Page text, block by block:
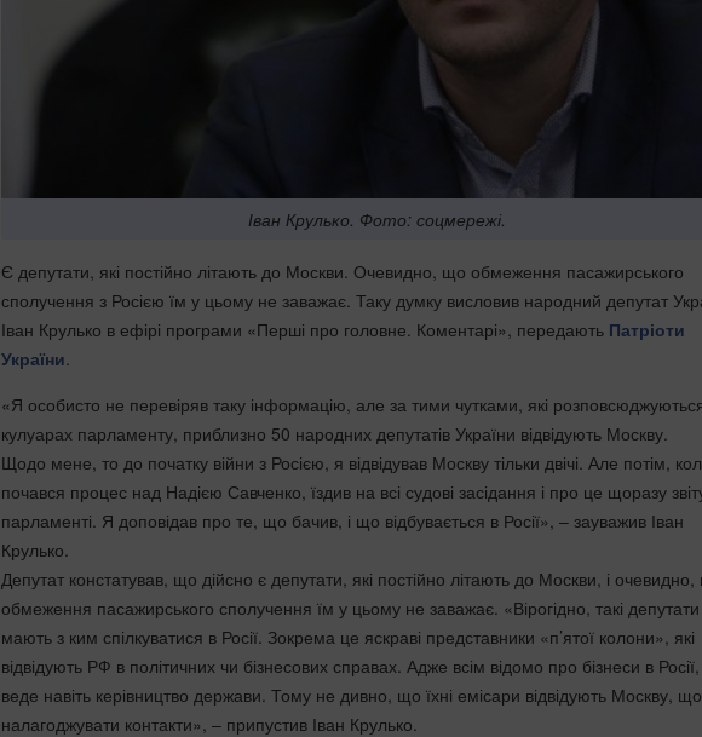
Іван Крулько. Фото: соцмережі.
Є депутати, які постійно літають до Москви. Очевидно, що обмеження пасажирського
сполучення з Росією їм у цьому не заважає. Таку думку висловив народний депутат
Іван Крулько в ефірі програми «Перші про головне. Коментарі», передають Патріоти
України.
«Я особисто не перевіряв таку інформацію, але за тими чутками, які
кулуарах парламенту, приблизно 50 народних депутатів України відвідують Москву.
Щодо мене, то до початку війни з Росією, я відвідував Москву тільки двічі. Але потім,
почався процес над Надією Савченко, їздив на всі судові засідання і про це щоразу
парламенті. Я доповідав про те, що бачив, і що відбувається в Росії», – зауважив Іван
Крулько.
Депутат констатував, що дійсно є депутати, які постійно літають до Москви, і
обмеження пасажирського сполучення їм у цьому не заважає. «Вірогідно, такі депутати
мають з ким спілкуватися в Росії. Зокрема це яскраві представники «п’ятої колони», які
відвідують РФ в політичних чи бізнесових справах. Адже всім відомо про бізнеси в
веде навіть керівництво держави. Тому не дивно, що їхні емісари відвідують Москву,
налагоджувати контакти», – припустив Іван Крулько.